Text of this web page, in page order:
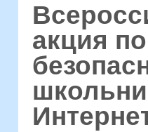
акция по